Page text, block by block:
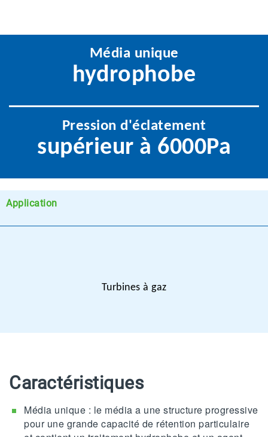
Média unique
hydrophobe
Pression d'éclatement
supérieur à 6000Pa
Application
Turbines à gaz
Caractéristiques
Média unique : le média a une structure progressive
pour une grande capacité de rétention particulaire